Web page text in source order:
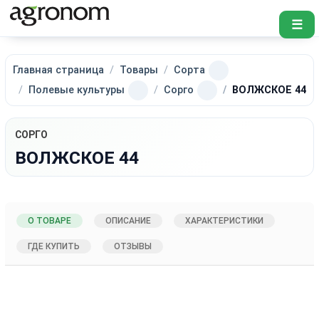
☰
Главная страница Товары
Сорта
Полевые культуры
Сорго ВОЛЖСКОЕ 44
СОРГО
ВОЛЖСКОЕ 44
О ТОВАРЕ ОПИСАНИЕ ХАРАКТЕРИСТИКИ
ГДЕ КУПИТЬ ОТЗЫВЫ